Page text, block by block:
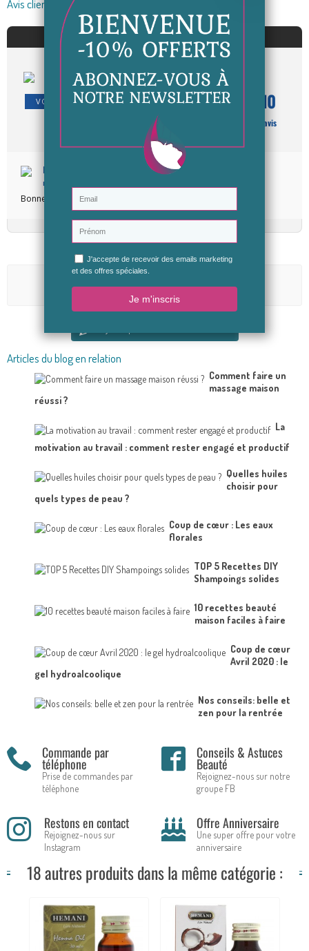
Avis clients
AVIS À PROPOS DU PRODUIT
VOIR L'ATTESTATION 10 /10
Basé sur 1 avis
Emma R.
Publié le 09/06/2020 à 18:35
Bonne huile qui semble être vraiment de qualité
Aucun avis n'a été publié pour le moment.
Articles du blog en relation
Comment faire un
massage maison
réussi ?
La
motivation au travail : comment rester engagé et productif
Quelles huiles
choisir pour
quels types de peau ?
Coup de cœur : Les eaux
florales
TOP 5 Recettes DIY
Shampoings solides
10 recettes beauté
maison faciles à faire
Coup de cœur
Avril 2020 : le
gel hydroalcoolique
Nos conseils: belle et
zen pour la rentrée
Commande par
téléphone
Prise de commandes par
téléphone
Conseils & Astuces
Beauté
Rejoignez-nous sur notre
groupe FB
Restons en contact
Rejoignez-nous sur
Instagram
Offre Anniversaire
Une super offre pour votre
anniversaire
18 autres produits dans la même catégorie :